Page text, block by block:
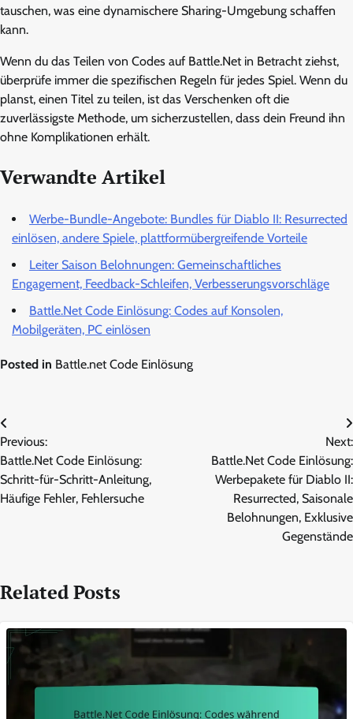
tauschen, was eine dynamischere Sharing-Umgebung schaffen
kann.
Wenn du das Teilen von Codes auf Battle.Net in Betracht ziehst,
überprüfe immer die spezifischen Regeln für jedes Spiel. Wenn du
planst, einen Titel zu teilen, ist das Verschenken oft die
zuverlässigste Methode, um sicherzustellen, dass dein Freund ihn
ohne Komplikationen erhält.
Verwandte Artikel
Werbe-Bundle-Angebote: Bundles für Diablo II: Resurrected
einlösen, andere Spiele, plattformübergreifende Vorteile
Leiter Saison Belohnungen: Gemeinschaftliches
Engagement, Feedback-Schleifen, Verbesserungsvorschläge
Battle.Net Code Einlösung: Codes auf Konsolen,
Mobilgeräten, PC einlösen
Posted in Battle.net Code Einlösung
Post
navigation
Previous:
Battle.Net Code Einlösung:
Schritt-für-Schritt-Anleitung,
Häufige Fehler, Fehlersuche
Next:
Battle.Net Code Einlösung:
Werbepakete für Diablo II:
Resurrected, Saisonale
Belohnungen, Exklusive
Gegenstände
Related Posts